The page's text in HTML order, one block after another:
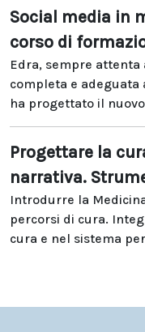
Social media in
corso di
Edra, sempre
completa e adeguata
ha progettato il
Progettare la
narrativa.
Introdurre la
percorsi di cura.
cura e nel sistema